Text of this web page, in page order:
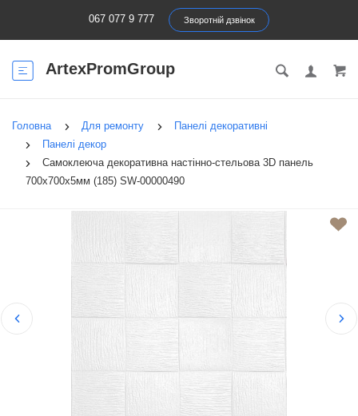
067 077 9 777 Зворотній дзвінок
ArtexPromGroup
Головна Для ремонту
Панелі декоративні
Панелі декор
Самоклеюча декоративна настінно-стельова 3D панель
700х700х5мм (185) SW-00000490